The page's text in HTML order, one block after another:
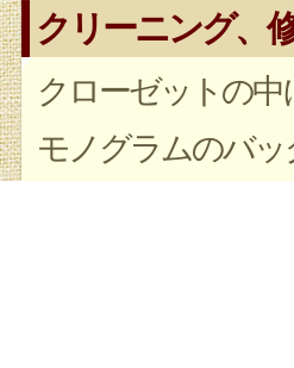
クリーニング、
クローゼットの
モノグラムのバ